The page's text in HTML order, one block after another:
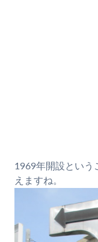
1969年開設という
えますね。